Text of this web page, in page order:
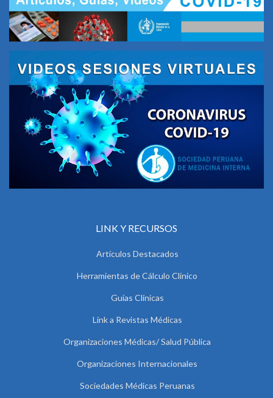
LINK Y RECURSOS
Artículos Destacados
Herramientas de Cálculo Clínico
Guías Clínicas
Link a Revistas Médicas
Organizaciones Médicas/ Salud Pública
Organizaciones Internacionales
Sociedades Médicas Peruanas